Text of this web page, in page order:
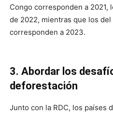
Congo corresponden a 2021,
de 2022, mientras que los
corresponden a 2023.
3. Abordar los
deforestación
Junto con la RDC, los países